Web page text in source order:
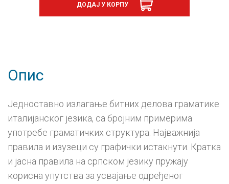
&
јасно
ДОДАЈ У КОРПУ
Опис
Једноставно излагање битних делова граматике
италијанског језика, са бројним примерима
употребе граматичких структура. Најважнија
правила и изузеци су графички истакнути. Кратка
и јасна правила на српском језику пружају
корисна упутства за усвајање одређеног